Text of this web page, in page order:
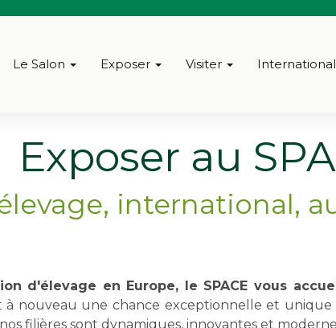
Le Salon Exposer Visiter International
Exposer au
international,
d'élevage en Europe, le SPACE vous
à nouveau une chance exceptionnelle et
filières sont dynamiques, innovantes et